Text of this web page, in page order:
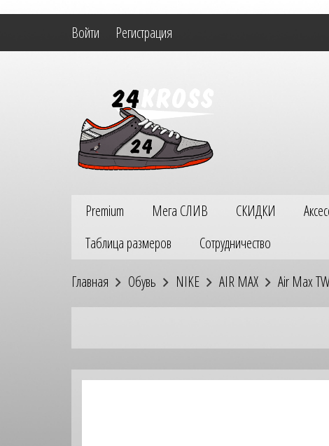
Войти Регистрация
Premium Мега СЛИВ СКИДКИ
Таблица размеров
Сотрудничество
Главная Обувь NIKE AIR MAX Air Max